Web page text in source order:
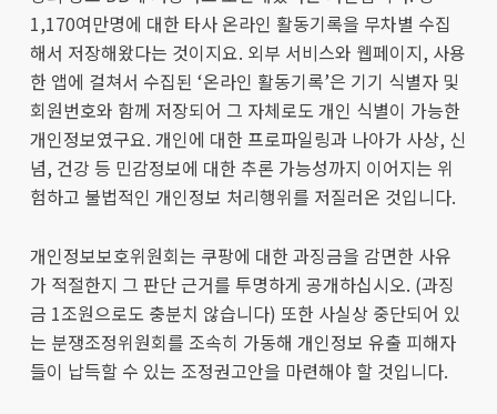
1,170여만명에 대한 타사 온라인 활동기록을 무차별 수집
해서 저장해왔다는 것이지요. 외부 서비스와 웹페이지, 사용
한 앱에 걸쳐서 수집된 ‘온라인 활동기록’은 기기 식별자 및
회원번호와 함께 저장되어 그 자체로도 개인 식별이 가능한
개인정보였구요. 개인에 대한 프로파일링과 나아가 사상, 신
념, 건강 등 민감정보에 대한 추론 가능성까지 이어지는 위
험하고 불법적인 개인정보 처리행위를 저질러온 것입니다.
개인정보보호위원회는 쿠팡에 대한 과징금을 감면한 사유
가 적절한지 그 판단 근거를 투명하게 공개하십시오. (과징
금 1조원으로도 충분치 않습니다) 또한 사실상 중단되어 있
는 분쟁조정위원회를 조속히 가동해 개인정보 유출 피해자
들이 납득할 수 있는 조정권고안을 마련해야 할 것입니다.